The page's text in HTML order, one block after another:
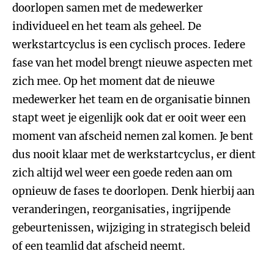
doorlopen samen met de medewerker
individueel en het team als geheel. De
werkstartcyclus is een cyclisch proces. Iedere
fase van het model brengt nieuwe aspecten met
zich mee. Op het moment dat de nieuwe
medewerker het team en de organisatie binnen
stapt weet je eigenlijk ook dat er ooit weer een
moment van afscheid nemen zal komen. Je bent
dus nooit klaar met de werkstartcyclus, er dient
zich altijd wel weer een goede reden aan om
opnieuw de fases te doorlopen. Denk hierbij aan
veranderingen, reorganisaties, ingrijpende
gebeurtenissen, wijziging in strategisch beleid
of een teamlid dat afscheid neemt.